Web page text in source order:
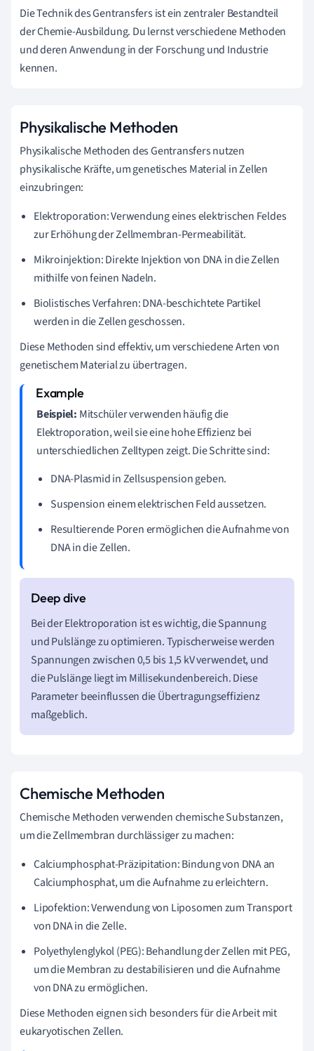
Die Technik des Gentransfers ist ein zentraler Bestandteil
der Chemie-Ausbildung. Du lernst verschiedene Methoden
und deren Anwendung in der Forschung und Industrie
kennen.
Physikalische Methoden
Physikalische Methoden des Gentransfers nutzen
physikalische Kräfte, um genetisches Material in Zellen
einzubringen:
Elektroporation: Verwendung eines elektrischen Feldes
zur Erhöhung der Zellmembran-Permeabilität.
Mikroinjektion: Direkte Injektion von DNA in die Zellen
mithilfe von feinen Nadeln.
Biolistisches Verfahren: DNA-beschichtete Partikel
werden in die Zellen geschossen.
Diese Methoden sind effektiv, um verschiedene Arten von
genetischem Material zu übertragen.
Beispiel: Mitschüler verwenden häufig die
Elektroporation, weil sie eine hohe Effizienz bei
unterschiedlichen Zelltypen zeigt. Die Schritte sind:
DNA-Plasmid in Zellsuspension geben.
Suspension einem elektrischen Feld aussetzen.
Resultierende Poren ermöglichen die Aufnahme von
DNA in die Zellen.
Bei der Elektroporation ist es wichtig, die Spannung
und Pulslänge zu optimieren. Typischerweise werden
Spannungen zwischen 0,5 bis 1,5 kV verwendet, und
die Pulslänge liegt im Millisekundenbereich. Diese
Parameter beeinflussen die Übertragungseffizienz
maßgeblich.
Chemische Methoden
Chemische Methoden verwenden chemische Substanzen,
um die Zellmembran durchlässiger zu machen:
Calciumphosphat-Präzipitation: Bindung von DNA an
Calciumphosphat, um die Aufnahme zu erleichtern.
Lipofektion: Verwendung von Liposomen zum Transport
von DNA in die Zelle.
Polyethylenglykol (PEG): Behandlung der Zellen mit PEG,
um die Membran zu destabilisieren und die Aufnahme
von DNA zu ermöglichen.
Diese Methoden eignen sich besonders für die Arbeit mit
eukaryotischen Zellen.